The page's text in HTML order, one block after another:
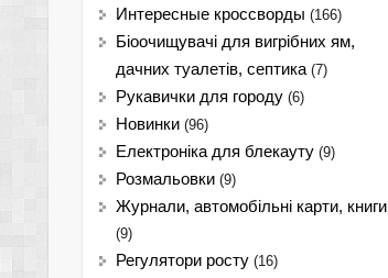
Интересные кроссворды (166)
Біоочищувачі для вигрібних ям,
дачних туалетів, септика (7)
Рукавички для городу (6)
Новинки (96)
Електроніка для блекауту (9)
Розмальовки (9)
Журнали, автомобільні карти, книги
(9)
Регулятори росту (16)